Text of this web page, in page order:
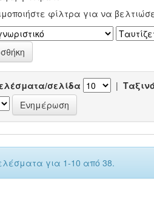
φίλτρα για να
σελίδα |
για 1-10 από 38.